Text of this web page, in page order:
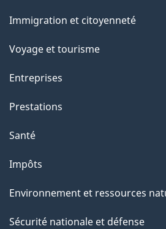
u
r
e
t
e
p
g
e
sujets
Immigration et citoyenneté
Voyage et tourisme
Entreprises
Prestations
Santé
Impôts
Environnement et ressources
Sécurité nationale et défense